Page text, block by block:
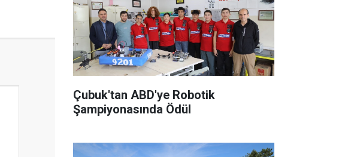
Çubuk'tan ABD'ye Robotik
Şampiyonasında Ödül